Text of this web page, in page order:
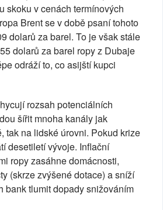
skoku v cenách termínových
Brent se v době psaní tohoto
dolarů za barel. To je však stále
dolarů za barel ropy z Dubaje
odráží to, co asijští kupci
rozsah potenciálních
šířit mnoha kanály jak
tak na lidské úrovni. Pokud krize
desetiletí vývoje. Inflační
ropy zasáhne domácnosti,
(skrze zvýšené dotace) a sníží
bank tlumit dopady snižováním